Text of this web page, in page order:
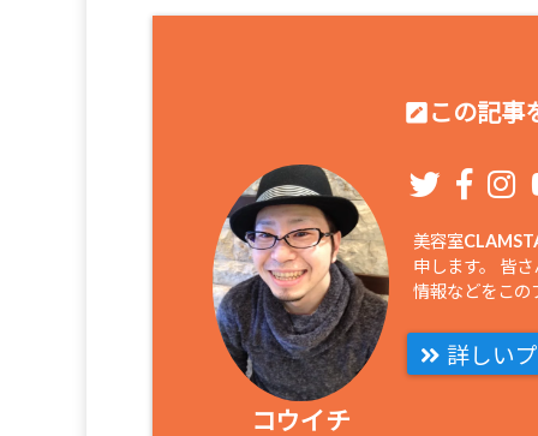
この記事
コウイチ
美容室
申します。 皆
情報などをこの
詳しい